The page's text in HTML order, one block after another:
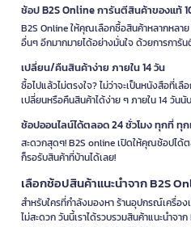
ช้อป B2S Online การันตีสินค้าของแท้
B2S Online ให้คุณเลือกซื้อสินค้าหลากหลาย
อื่นๆ อีกมากมายได้อย่างมั่นใจ ด้วยการการั
เปลี่ยน/คืนสินค้าง่าย ภายใน 14 วัน
ซื้อไปแล้วไม่ตรงใจ? ไม่ว่าจะเป็นหนังสือที่
เปลี่ยนหรือคืนสินค้าได้ง่าย ๆ ภายใน 14 วันนั
ช้อปออนไลน์ได้ตลอด 24 ชั่วโมง ทุกที่ ทุก
สะดวกสุดๆ! B2S online เปิดให้คุณช้อปได้
ก็รอรับสินค้าที่บ้านได้เลย!
เลือกช้อปสินค้าแนะนำจาก B2S
สำหรับใครที่กำลังมองหา ร้านอุปกรณ์เครื่อ
ไม่สะดวก วันนี้เราได้รวบรวมสินค้าแนะนำจ